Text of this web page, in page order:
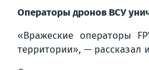
Операторы дронов ВСУ
«Вражеские операторы
территории», — рассказал